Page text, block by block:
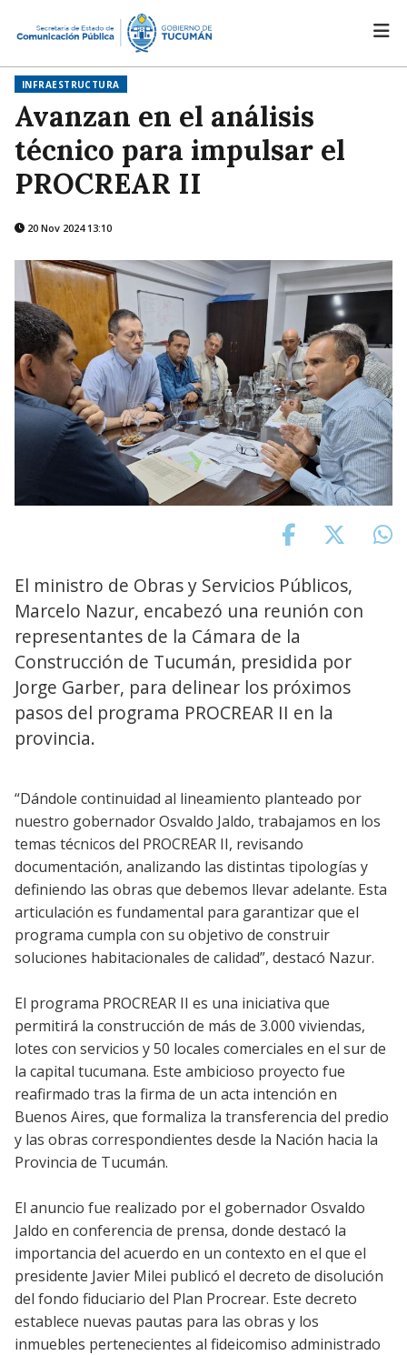
INFRAESTRUCTURA
Avanzan en el análisis
técnico para impulsar el
PROCREAR II
20 Nov 2024 13:10
El ministro de Obras y Servicios Públicos,
Marcelo Nazur, encabezó una reunión con
representantes de la Cámara de la
Construcción de Tucumán, presidida por
Jorge Garber, para delinear los próximos
pasos del programa PROCREAR II en la
provincia.
“Dándole continuidad al lineamiento planteado por
nuestro gobernador Osvaldo Jaldo, trabajamos en los
temas técnicos del PROCREAR II, revisando
documentación, analizando las distintas tipologías y
definiendo las obras que debemos llevar adelante. Esta
articulación es fundamental para garantizar que el
programa cumpla con su objetivo de construir
soluciones habitacionales de calidad”, destacó Nazur.
El programa PROCREAR II es una iniciativa que
permitirá la construcción de más de 3.000 viviendas,
lotes con servicios y 50 locales comerciales en el sur de
la capital tucumana. Este ambicioso proyecto fue
reafirmado tras la firma de un acta intención en
Buenos Aires, que formaliza la transferencia del predio
y las obras correspondientes desde la Nación hacia la
Provincia de Tucumán.
El anuncio fue realizado por el gobernador Osvaldo
Jaldo en conferencia de prensa, donde destacó la
importancia del acuerdo en un contexto en el que el
presidente Javier Milei publicó el decreto de disolución
del fondo fiduciario del Plan Procrear. Este decreto
establece nuevas pautas para las obras y los
inmuebles pertenecientes al fideicomiso administrado